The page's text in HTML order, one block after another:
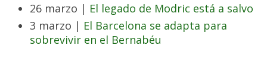
26 marzo | El legado de Modric está a salvo
3 marzo | El Barcelona se adapta para
sobrevivir en el Bernabéu